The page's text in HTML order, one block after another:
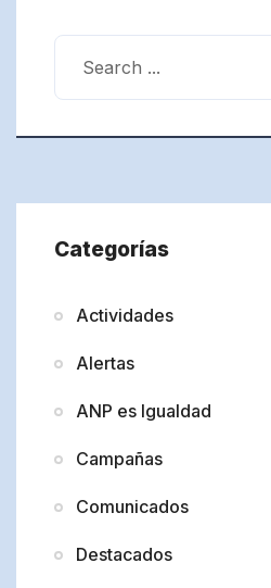
Categorías
Actividades
Alertas
ANP es Igualdad
Campañas
Comunicados
Destacados